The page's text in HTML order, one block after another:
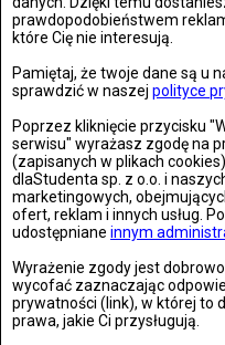
prawdopodobieństwem
które Cię nie interesują.
Pamiętaj, że twoje dane są u
sprawdzić w naszej polityce
Poprzez kliknięcie przycisku
serwisu" wyrażasz zgodę na
(zapisanych w plikach
dlaStudenta sp. z o.o. i
marketingowych,
ofert, reklam i innych usług.
udostępniane innym
Wyrażenie zgody jest
wycofać zaznaczając
prywatności (link), w której to
prawa, jakie Ci przysługują.
Zdjęć: 21
Wrocław: Romeo i Julia -
Teatrze Capitol
Zdjęć: 26